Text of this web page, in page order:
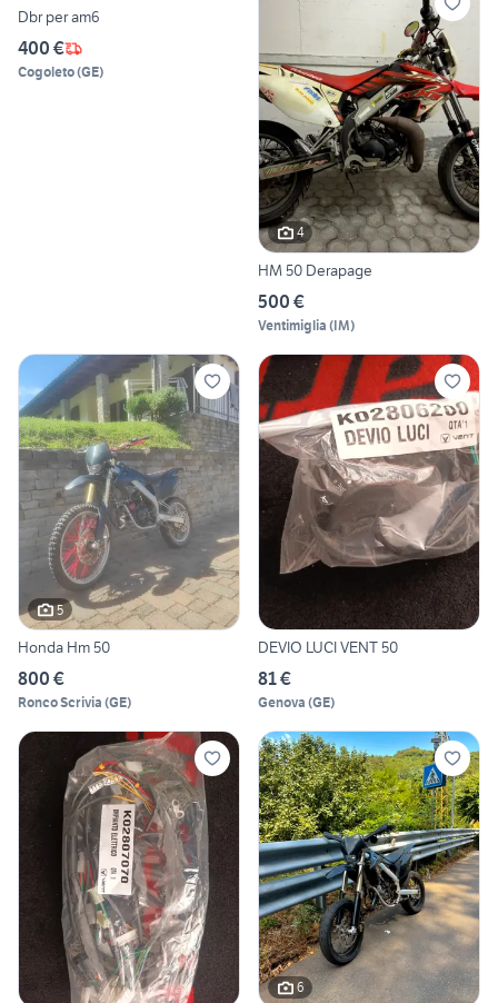
Dbr per am6
400 €
Cogoleto(GE)
4
HM 50 Derapage
500 €
Ventimiglia (IM)
5
Honda Hm 50
800 €
Ronco Scrivia (GE)
DEVIO LUCI VENT 50
81 €
Genova (GE)
6